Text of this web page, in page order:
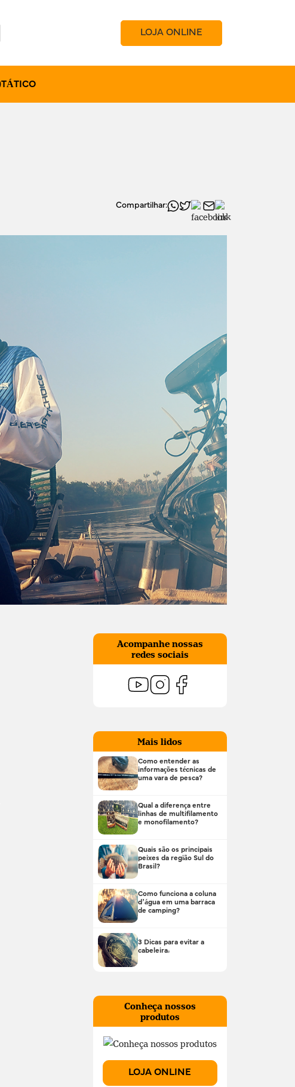
LOJA ONLINE
TÁTICO
Compartilhar:
Acompanhe nossas
redes sociais
Mais lidos
Como entender as
informações técnicas de
uma vara de pesca?
Qual a diferença entre
linhas de multifilamento
e monofilamento?
Quais são os principais
peixes da região Sul do
Brasil?
Como funciona a coluna
d’água em uma barraca
de camping?
3 Dicas para evitar a
cabeleira!
Conheça nossos
produtos
LOJA ONLINE